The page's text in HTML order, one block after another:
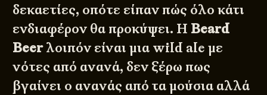
δεκαετίες, οπότε είπαν πώς όλο κάτι
ενδιαφέρον θα προκύψει. Η Beard
Beerλοιπόν είναι μια wild ale με
νότες από ανανά, δεν ξέρω πως
βγαίνει ο ανανάς από τα μούσια αλλά